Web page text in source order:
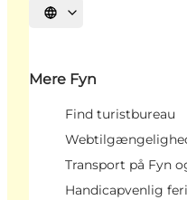
Vælg sprog
Mere Fyn
Find turistbureau
Transport på Fyn
Handicapvenlig